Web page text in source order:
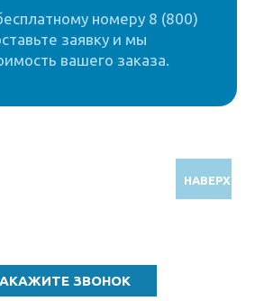
номеру 8 (800)
заявку и мы
вашего заказа.
НАВЕРХ